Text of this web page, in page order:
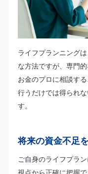
ライフプランニング
な方法ですが、専門
お金のプロに相談す
行うだけでは得られ
す。
将来の資金不足
ご自身のライフプラ